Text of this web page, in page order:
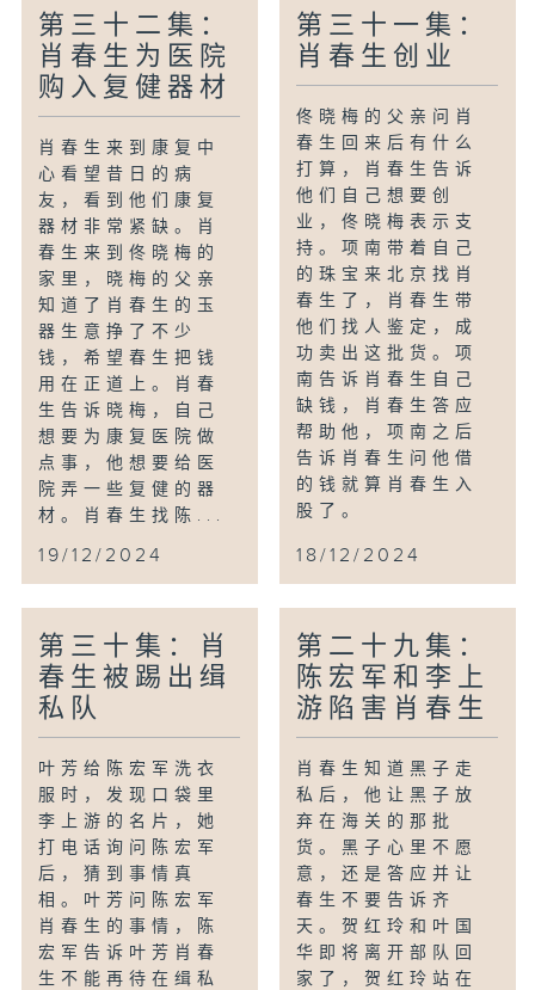
第三十二集：
肖春生为医院
购入复健器材
肖春生来到康复中
心看望昔日的病
友，看到他们康复
器材非常紧缺。肖
春生来到佟晓梅的
家里，晓梅的父亲
知道了肖春生的玉
器生意挣了不少
钱，希望春生把钱
用在正道上。肖春
生告诉晓梅，自己
想要为康复医院做
点事，他想要给医
院弄一些复健的器
材。肖春生找陈...
19/12/2024
第三十一集：
肖春生创业
佟晓梅的父亲问肖
春生回来后有什么
打算，肖春生告诉
他们自己想要创
业，佟晓梅表示支
持。项南带着自己
的珠宝来北京找肖
春生了，肖春生带
他们找人鉴定，成
功卖出这批货。项
南告诉肖春生自己
缺钱，肖春生答应
帮助他，项南之后
告诉肖春生问他借
的钱就算肖春生入
股了。
18/12/2024
第三十集：肖
春生被踢出缉
私队
叶芳给陈宏军洗衣
服时，发现口袋里
李上游的名片，她
打电话询问陈宏军
后，猜到事情真
相。叶芳问陈宏军
肖春生的事情，陈
宏军告诉叶芳肖春
生不能再待在缉私
第二十九集：
陈宏军和李上
游陷害肖春生
肖春生知道黑子走
私后，他让黑子放
弃在海关的那批
货。黑子心里不愿
意，还是答应并让
春生不要告诉齐
天。贺红玲和叶国
华即将离开部队回
家了，贺红玲站在